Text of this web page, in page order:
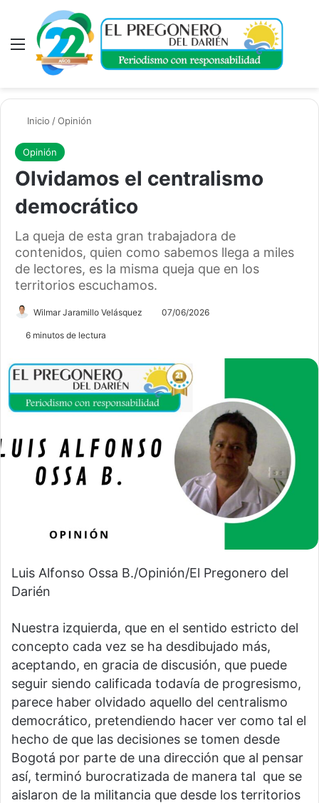
Menú
Inicio /Opinión
Opinión
Olvidamos el centralismo
democrático
La queja de esta gran trabajadora de
contenidos, quien como sabemos llega a miles
de lectores, es la misma queja que en los
territorios escuchamos.
Wilmar Jaramillo Velásquez 07/06/2026
6 minutos de lectura
Luis Alfonso Ossa B./Opinión/El Pregonero del
Darién
Nuestra izquierda, que en el sentido estricto del
concepto cada vez se ha desdibujado más,
aceptando, en gracia de discusión, que puede
seguir siendo calificada todavía de progresismo,
parece haber olvidado aquello del centralismo
democrático, pretendiendo hacer ver como tal el
hecho de que las decisiones se tomen desde
Bogotá por parte de una dirección que al pensar
así, terminó burocratizada de manera tal que se
aislaron de la militancia que desde los territorios